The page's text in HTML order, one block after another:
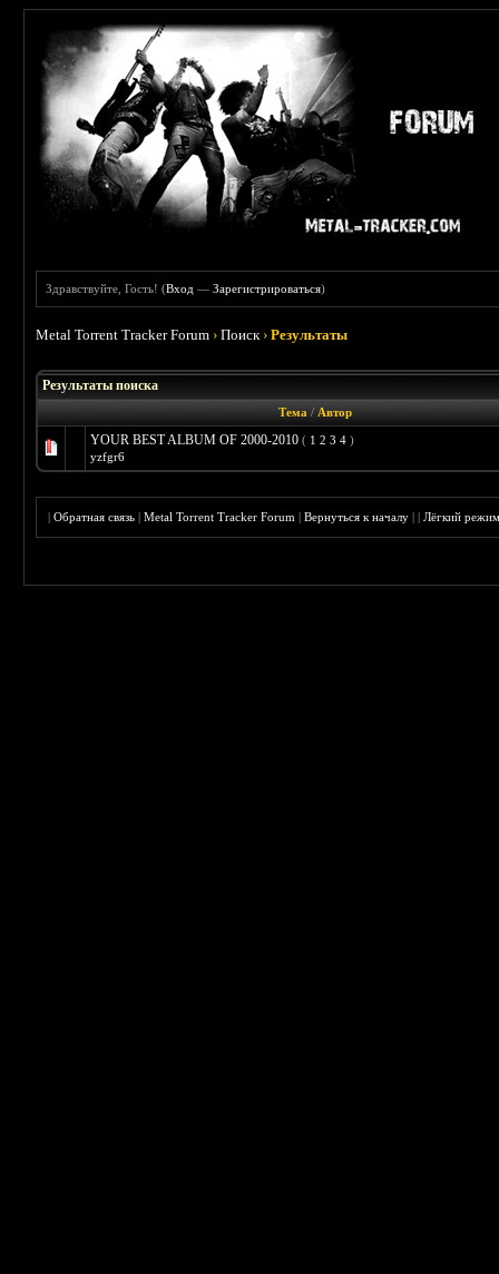
Здравствуйте, Гость! (Вход —Зарегистрироваться)
Metal Torrent Tracker Forum ›Поиск ›Результаты
Результаты поиска
Тема / Автор
YOUR BEST ALBUM OF 2000-2010 ( 1 2 3 4 )
yzfgr6
|Обратная связь |Metal Torrent Tracker Forum |Вернуться к началу ||Лёгкий